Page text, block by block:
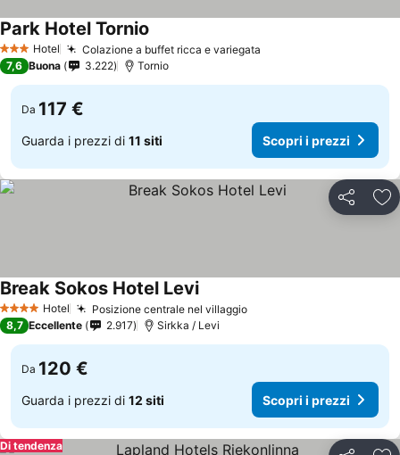
3 StelleHotel Colazione a buffet ricca e variegata
Park Hotel Tornio
7,6 Buona 3.222 Tornio
Da 117 €
Guarda i prezzi di 11 siti Scopri i prezzi
Condividi
4 Stelle Hotel Posizione centrale nel villaggio
Break Sokos Hotel Levi
8,7 Eccellente 2.917 Sirkka / Levi
Da 120 €
Guarda i prezzi di 12 siti Scopri i prezzi
Di tendenza